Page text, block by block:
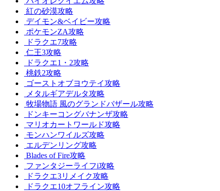
紅の砂漠攻略
デイモン&ベイビー攻略
ポケモンZA攻略
ドラクエ7攻略
仁王3攻略
ドラクエ1・2攻略
桃鉄2攻略
ゴーストオブヨウテイ攻略
メタルギアデルタ攻略
牧場物語 風のグランドバザール攻略
ドンキーコングバナンザ攻略
マリオカートワールド攻略
モンハンワイルズ攻略
エルデンリング攻略
Blades of Fire攻略
ファンタジーライフi攻略
ドラクエ3リメイク攻略
ドラクエ10オフライン攻略